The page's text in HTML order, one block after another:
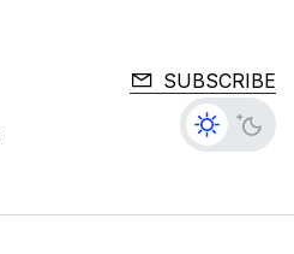
SUBSCRIBE